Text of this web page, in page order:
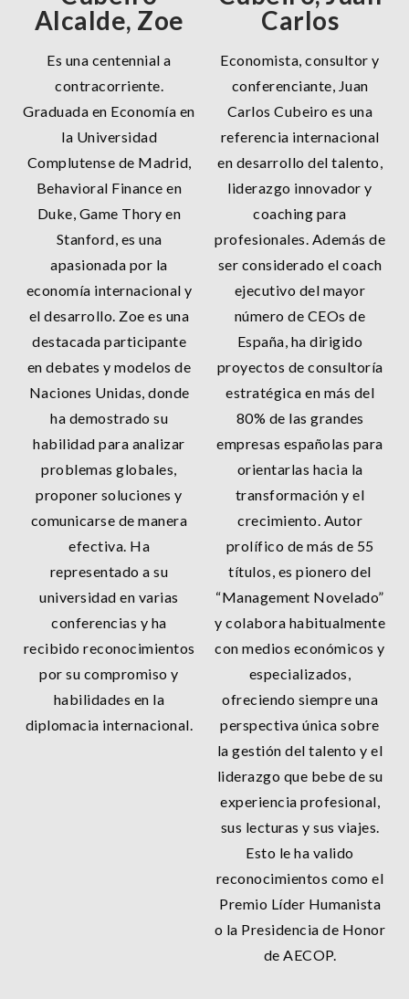
Alcalde, Zoe
Es una centennial a
contracorriente.
Graduada en Economía en
la Universidad
Complutense de Madrid,
Behavioral Finance en
Duke, Game Thory en
Stanford, es una
apasionada por la
economía internacional y
el desarrollo. Zoe es una
destacada participante
en debates y modelos de
Naciones Unidas, donde
ha demostrado su
habilidad para analizar
problemas globales,
proponer soluciones y
comunicarse de manera
efectiva. Ha
representado a su
universidad en varias
conferencias y ha
recibido reconocimientos
por su compromiso y
habilidades en la
diplomacia internacional.
Carlos
Economista, consultor y
conferenciante, Juan
Carlos Cubeiro es una
referencia internacional
en desarrollo del talento,
liderazgo innovador y
coaching para
profesionales. Además de
ser considerado el coach
ejecutivo del mayor
número de CEOs de
España, ha dirigido
proyectos de consultoría
estratégica en más del
80% de las grandes
empresas españolas para
orientarlas hacia la
transformación y el
crecimiento. Autor
prolífico de más de 55
títulos, es pionero del
“Management Novelado”
y colabora habitualmente
con medios económicos y
especializados,
ofreciendo siempre una
perspectiva única sobre
la gestión del talento y el
liderazgo que bebe de su
experiencia profesional,
sus lecturas y sus viajes.
Esto le ha valido
reconocimientos como el
Premio Líder Humanista
o la Presidencia de Honor
de AECOP.